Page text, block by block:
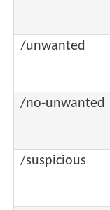
/unwanted
/no-unwanted
/suspicious